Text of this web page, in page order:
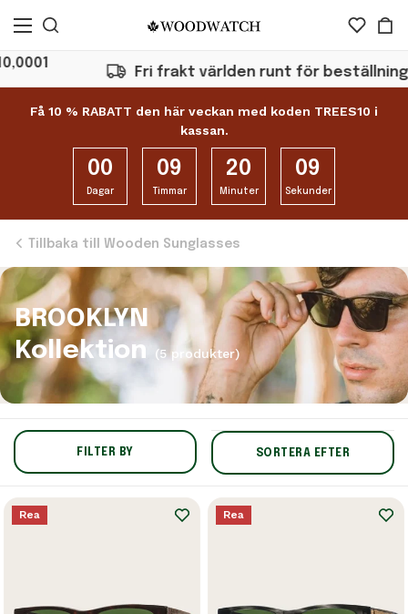
Fri frakt världen runt för beställningar
Få 10 % RABATT den här veckan med koden TREES10 i
kassan.
00
Dagar
09
Timmar
20
Minuter
08
Sekunder
Tillbaka till Wooden Sunglasses
BROOKLYN
Kollektion
(5 produkter)
FILTER BY SORTERA EFTER
Rea Rea